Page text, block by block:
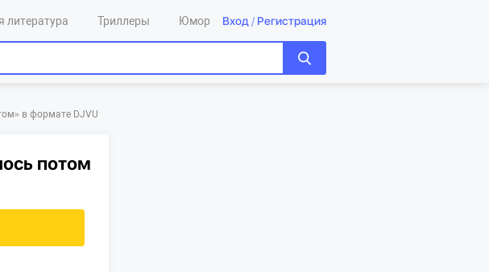
литература Триллеры Юмор Вход / Регистрация
в формате DJVU
потом